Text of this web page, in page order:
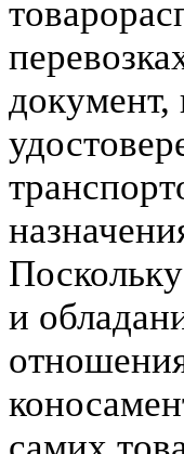
документ,
и